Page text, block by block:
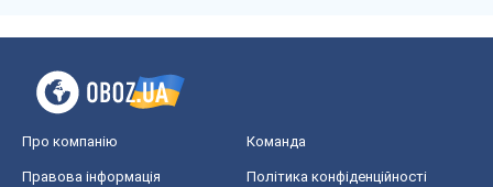
Про компанію Команда
Правова інформація Політика конфіденційності